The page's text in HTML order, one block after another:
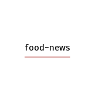
food-news